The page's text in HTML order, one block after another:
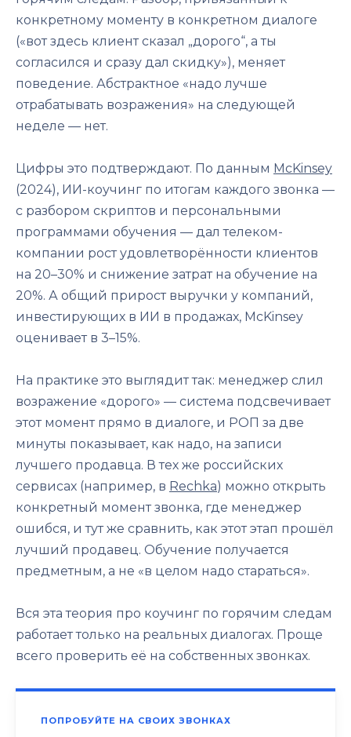
конкретному моменту в конкретном диалоге
(«вот здесь клиент сказал „дорого“, а ты
согласился и сразу дал скидку»), меняет
поведение. Абстрактное «надо лучше
отрабатывать возражения» на следующей
неделе — нет.
Цифры это подтверждают. По данным McKinsey
(2024), ИИ-коучинг по итогам каждого звонка —
с разбором скриптов и персональными
программами обучения — дал телеком-
компании рост удовлетворённости клиентов
на 20–30% и снижение затрат на обучение на
20%. А общий прирост выручки у компаний,
инвестирующих в ИИ в продажах, McKinsey
оценивает в 3–15%.
На практике это выглядит так: менеджер слил
возражение «дорого» — система подсвечивает
этот момент прямо в диалоге, и РОП за две
минуты показывает, как надо, на записи
лучшего продавца. В тех же российских
сервисах (например, в Rechka) можно открыть
конкретный момент звонка, где менеджер
ошибся, и тут же сравнить, как этот этап прошёл
лучший продавец. Обучение получается
предметным, а не «в целом надо стараться».
Вся эта теория про коучинг по горячим следам
работает только на реальных диалогах. Проще
всего проверить её на собственных звонках.
ПОПРОБУЙТЕ НА СВОИХ ЗВОНКАХ